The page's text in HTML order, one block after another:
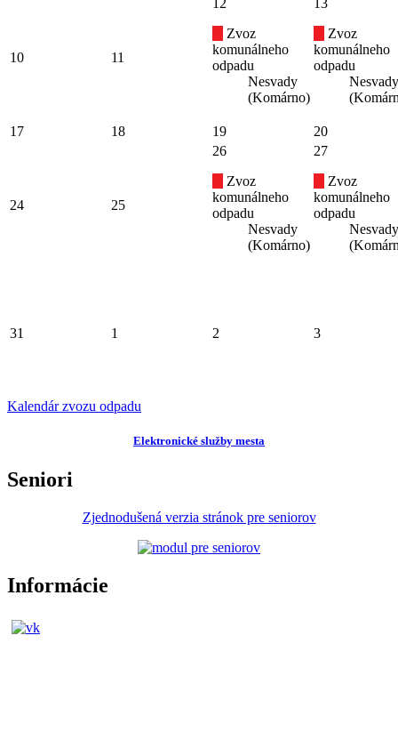
10 11
12
Zvoz
komunálneho
odpadu
Nesvady
(Komárno)
13
Zvoz
komunálneho
odpadu
Nesvady
17 18 19 20
24 25
26
Zvoz
komunálneho
odpadu
Nesvady
(Komárno)
27
Zvoz
komunálneho
odpadu
Nesvady
31 1 2 3
Kalendár zvozu odpadu
Elektronické služby mesta
Seniori
Zjednodušená verzia stránok pre seniorov
Informácie